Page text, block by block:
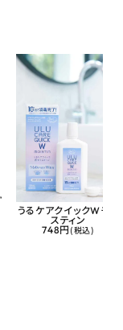
うるケアクイックWモイ
スティン
748円 (税込)